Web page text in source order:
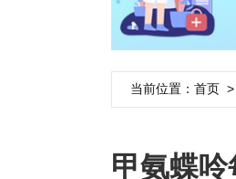
当前位置： 首页 >
甲氨蝶